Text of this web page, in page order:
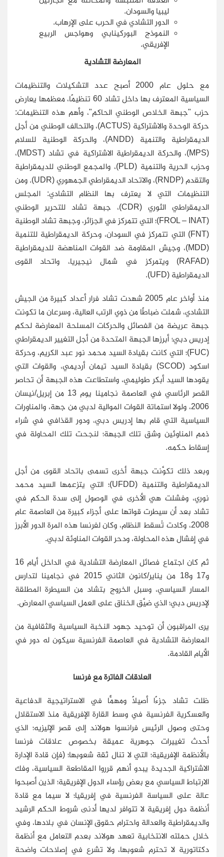
ليبيا والسودان.
الدور التشادي في الحرب على الإرهاب.
النموذج البوركينابي وهواجس الربيع
الإفريقي.
المعارضة التشادية
مع حلول عام 2000 أصبح عدد التشكيلات والتنظيمات
السياسية المعترف بها داخل تشاد 60 تنظيمًا، معظمها يعارض
حزب "جبهة الخلاص الوطني الحاكم"، وأهم هذه التنظيمات:
حركة الوحدة والاشتراكية (ACTUS)، والتحالف الوطني من أجل
الديمقراطية والتنمية (ANDD)، والحركة الوطنية للسلام
(MPS)، والحركة الديمقراطية الاشتراكية في تشاد (MDST)،
وحزب الحرية والتنمية (PLD)، والمجمع الوطني للديمقراطية
والتقدم (RNDP)، والاتحاد الديمقراطي الجمهوري (UDR). ومن
التنظيمات التي لا يعترف بها النظام التشادي: المجلس
الديمقراطي الثوري (CDR)، جبهة تشاد للتحرير الوطني
(FROL – INAT)؛ التي تتمركز في الجزائر، وجبهة تشاد الوطنية
(FNT) التي تتمركز في السودان، وحركة الديمقراطية للتنمية
(MDD)، وجيش المقاومة ضد القوات المناهضة للديمقراطية
(RAFAD) ويتمركز في شمال نيجيريا، واتحاد القوى
الديمقراطية (UFD).
منذ أواخر عام 2005 شهدت تشاد فرار أعداد كبيرة من الجيش
التشادي، شملت ضباطًا من ذوي الرتب العالية، وسرعان ما تكونت
جبهة عريضة من الفصائل والحركات المسلحة المعارضة لحكم
إدريس دبي؛ أبرزها الجبهة المتحدة من أجل التغيير الديمقراطي
(FUC)؛ التي كانت بقيادة السيد محمد نور عبد الكريم، وحركة
اسكود (SCOD) بقيادة السيد تيمان أرديمي، والقوات التي
يقودها السيد أبكر طوليمي، واستطاعت هذه الجبهة أن تحاصر
القصر الرئاسي في العاصمة نجامينا يوم 13 من إبريل/نيسان
2006، ولولا استماتة القوات الموالية لدبي من جهة، والمناورات
السياسية التي قام بها إدريس دبي، ودور القذافي في شراء
ذمم المناوئين وشق تلك الجبهة؛ لنجحت تلك المحاولة في
إسقاط حكمه.
وبعد ذلك تكوَّنت جبهة أخرى تسمى باتحاد القوى من أجل
الديمقراطية والتنمية (UFDD)؛ التي يتزعمها السيد محمد
نوري، وفشلت هي الأخرى في الوصول إلى سدة الحكم في
تشاد بعد أن سيطرت قواتها على أجزاء كبيرة من العاصمة عام
2008، وكادت تُسقط النظام، وكان لفرنسا هذه المرة الدور الأبرز
في إفشال هذه المحاولة، ودحر القوات المناوئة لدبي.
ثم كان اجتماع فصائل المعارضة التشادية في الداخل أيام 16
و17 و18 من يناير/كانون الثاني 2015 في نجامينا لتدارس
المسار السياسي، وسبل الخروج بتشاد من السيطرة المطلقة
لإدريس دبي؛ الذي ضيَّق الخناق على العمل السياسي المعارض.
يرى المراقبون أن توحيد جهود النخبة السياسية والثقافية من
المعارضة التشادية في العاصمة الفرنسية سيكون له دور في
الأيام القادمة.
العلاقات الفاترة مع فرنسا
ظلت تشاد جزءًا أصيلاً ومهمًّا في الاستراتيجية الدفاعية
والعسكرية الفرنسية في وسط القارة الإفريقية منذ الاستقلال
وحتى وصول الرئيس فرانسوا هولاند إلى قصر الإليزيه؛ الذي
أحدث تغييرات جوهرية عميقة بخصوص علاقات فرنسا
بالأنظمة الإفريقية؛ التي لا تنال ثقة شعوبها؛ (فإن قادة الإدارة
الاشتراكية الجديدة يبدو أنهم قرروا المقاطعة السياسية، وفك
الارتباط السياسي مع بعض رؤساء الدول الإفريقية؛ الذين أصبحوا
عالة على السياسة الفرنسية في إفريقيا؛ لا سيما مع قادة
أنظمة دول إفريقية لا تتوافر لديها أدنى شروط الحكم الرشيد
والديمقراطية والعدالة واحترام حقوق الإنسان في بلادها، وفي
خلال حملته الانتخابية تعهد هولاند بعدم التعامل مع أنظمة
دكتاتورية لا تحترم شعوبها، ولا تشرع في إصلاحات واضحة